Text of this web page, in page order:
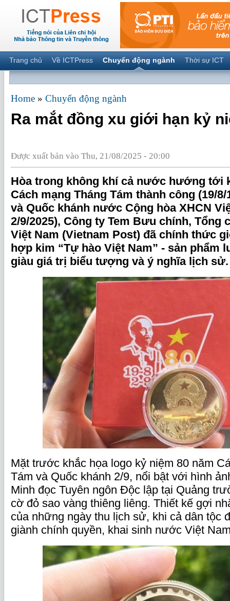
Trang chủ Về ICTPress Chuyển động ngành Thời sự ICT
Home » Chuyển động ngành
Ra mắt đồng xu giới hạn kỷ
Được xuất bản vào Thu, 21/08/2025 - 20:00
Hòa trong không khí cả nước hướng tới
Cách mạng Tháng Tám thành công (19/8/
và Quốc khánh nước Cộng hòa XHCN
2/9/2025), Công ty Tem Bưu chính, Tổng
Việt Nam (Vietnam Post) đã chính thức
hợp kim “Tự hào Việt Nam” - sản phẩm
giàu giá trị biểu tượng và ý nghĩa lịch sử.
Mặt trước khắc họa logo kỷ niệm 80 năm
Tám và Quốc khánh 2/9, nổi bật với hình
Minh đọc Tuyên ngôn Độc lập tại Quảng
cờ đỏ sao vàng thiêng liêng. Thiết kế gợi
của những ngày thu lịch sử, khi cả dân tộc
giành chính quyền, khai sinh nước Việt